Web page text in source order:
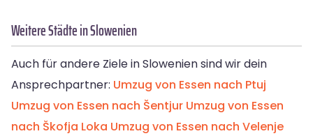
Weitere Städte in Slowenien
Auch für andere Ziele in Slowenien sind wir dein
Ansprechpartner: Umzug von Essen nach Ptuj
Umzug von Essen nach Šentjur Umzug von Essen
nach Škofja Loka Umzug von Essen nach Velenje